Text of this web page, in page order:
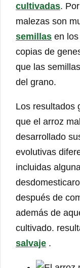
cultivadas.
malezas son
semillas en
copias de
que las
del grano.
Los resultados
que el arroz
desarrollado
evolutivas
incluidas
después de
además de
cultivado.
salvaje .